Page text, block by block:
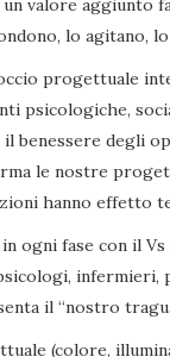
valore aggiunto
lo agitano,
progettuale
psicologiche,
benessere degli
le nostre
hanno effetto
ogni fase con il
infermieri,
il “nostro
(colore,